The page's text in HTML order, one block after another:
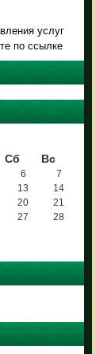
услуг
по ссылке
Сб Вс
6
7
13
14
20
21
27
28